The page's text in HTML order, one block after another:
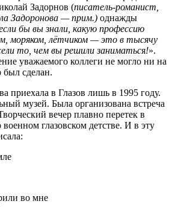
Задорнов (писатель-романист,
Задоронова — прим.) однажды
бы вы знали, какую профессию
моряком, лётчиком — это в тысячу
то, чем вы решили заниматься!».
уважаемого коллеги не могло ни на
сделан.
приехала в Глазов лишь в 1995 году.
музей. Была организована встреча
вечер плавно перетек в
глазовском детстве. И в эту
во мне